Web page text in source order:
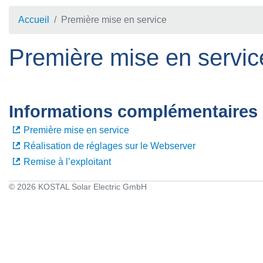
Accueil Première mise en service
Première mise en
Informations complémentaires
Première mise en service
Réalisation de réglages sur le Webserver
Remise à l’exploitant
© 2026 KOSTAL Solar Electric GmbH